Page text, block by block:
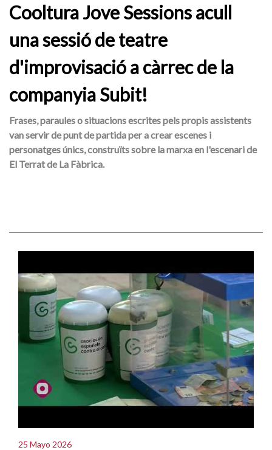
Cooltura Jove Sessions acull
una sessió de teatre
d'improvisació a càrrec de la
companyia Subit!
Frases, paraules o situacions escrites pels propis assistents
van servir de punt de partida per a crear escenes i
personatges únics, construïts sobre la marxa en l'escenari de
El Terrat de La Fàbrica.
25 Mayo 2026